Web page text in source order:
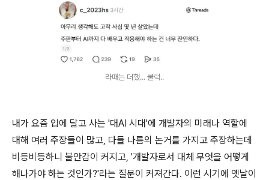
라때는 더했... 쿨럭..
내가 요즘 입에 달고 사는 '대AI 시대'에 개발자의 미래나 역할에
대해 여러 주장들이 많고, 다들 나름의 논거를 가지고 주장하는데
비등비등하니 불안감이 커지고, '개발자로서 대체 무엇을 어떻게
해나가야 하는 것인가?'라는 질문이 커져간다. 이런 시기에 옛날이